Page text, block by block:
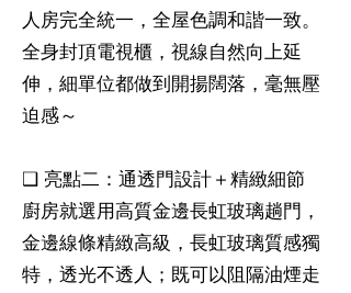
人房完全統一，全屋色調和諧一致。
全身封頂電視櫃，視線自然向上延
伸，細單位都做到開揚闊落，毫無壓
迫感～
❑ 亮點二：通透門設計＋精緻細節
廚房就選用高質金邊長虹玻璃趟門，
金邊線條精緻高級，長虹玻璃質感獨
特，透光不透人；既可以阻隔油煙走